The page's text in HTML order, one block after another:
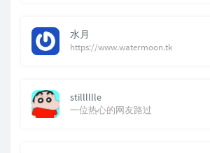
水月
https://www.watermoon.tk
stilllllle
一位热心的网友路过